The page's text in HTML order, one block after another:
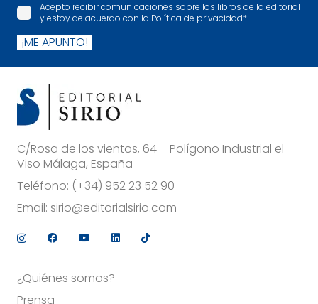
Acepto recibir comunicaciones sobre los libros de la editorial
y estoy de acuerdo con la Política de privacidad*
¡ME APUNTO!
C/Rosa de los vientos, 64 – Polígono Industrial el
Viso Málaga, España
Teléfono: (+34) 952 23 52 90
Email: sirio@editorialsirio.com
¿Quiénes somos?
Prensa